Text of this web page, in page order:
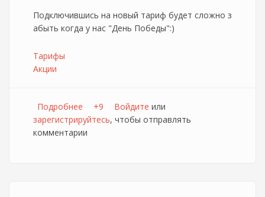
Подключившись на новый тариф будет сложно з
абыть когда у нас "День Победы":)
Тарифы
Акции
Подробнее о Тариф "Победный" от инфодом48
+9 Войдите или
зарегистрируйтесь, чтобы отправлять
комментарии